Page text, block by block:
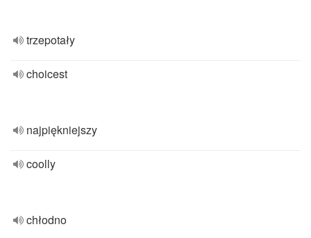
trzepotały
choicest
najpiękniejszy
coolly
chłodno